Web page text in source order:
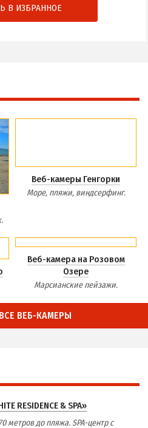
В ИЗБРАННОЕ
Веб-камеры Генгорки
Море, пляжи, виндсерфинг.
Веб-камера на Розовом
Озере
Марсианские пейзажи.
ВЕБ-КАМЕРЫ
RESIDENCE & SPA»
метров до пляжа. SPA-центр с